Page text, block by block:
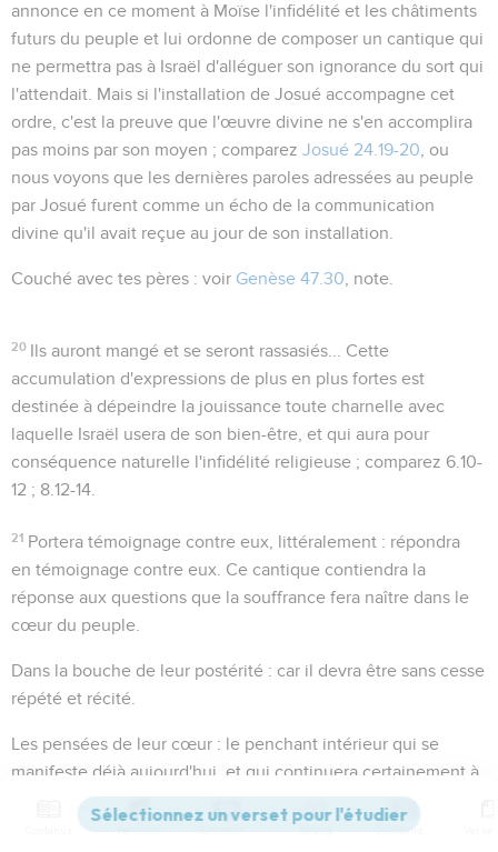
annonce en ce moment à Moïse l'infidélité et les châtiments
futurs du peuple et lui ordonne de composer un cantique qui
ne permettra pas à Israël d'alléguer son ignorance du sort qui
l'attendait. Mais si l'installation de Josué accompagne cet
ordre, c'est la preuve que l'œuvre divine ne s'en accomplira
pas moins par son moyen ; comparez Josué 24.19-20 , ou
nous voyons que les dernières paroles adressées au peuple
par Josué furent comme un écho de la communication
divine qu'il avait reçue au jour de son installation.
Couché avec tes pères : voir Genèse 47.30 , note.
20 Ils auront mangé et se seront rassasiés...
Cette
accumulation d'expressions de plus en plus fortes est
destinée à dépeindre la jouissance toute charnelle avec
laquelle Israël usera de son bien-être, et qui aura pour
conséquence naturelle l'infidélité religieuse ; comparez 6.10-
12 ; 8.12-14
21 Portera témoignage contre eux , littéralement : répondra
en témoignage contre eux . Ce cantique contiendra la
réponse aux questions que la souffrance fera naître dans le
cœur du peuple.
Dans la bouche de leur postérité : car il devra être sans cesse
répété et récité.
Les pensées de leur cœur : le penchant intérieur qui se
manifeste déjà aujourd'hui, et qui continuera certainement à
Versions Commentaires Strong